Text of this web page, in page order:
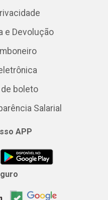
e Devolução
boleto
Salarial
APP